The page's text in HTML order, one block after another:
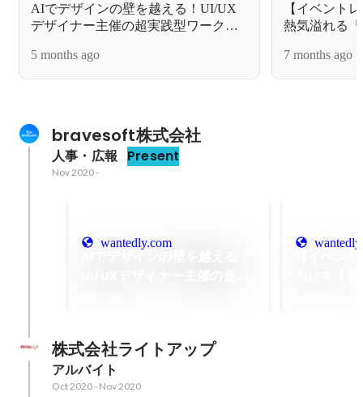
AIでデザインの壁を越える！UI/UX
デザイナー主催の超実践型ワークシ
5 months ago
【イベント
熱気溢れる
7 months ago
bravesoft株式会社
人事・広報 Present
Nov 2020-
wantedly.com
株式会社ライトアップ
アルバイト
Oct 2020- Nov 2020